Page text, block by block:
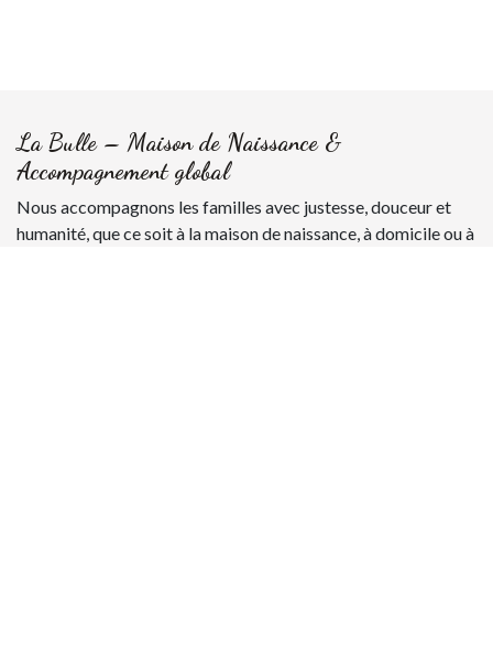
La Bulle – Maison de Naissance &
Accompagnement global
Nous accompagnons les familles avec justesse, douceur et
humanité, que ce soit à la maison de naissance, à domicile ou à